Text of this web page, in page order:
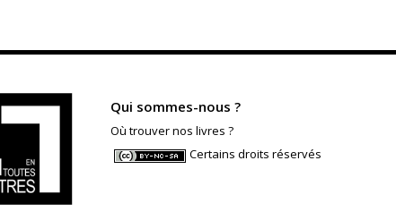
Qui sommes-nous ?
Où trouver nos livres ?
Certains droits réservés